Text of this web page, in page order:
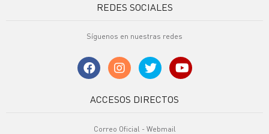
REDES SOCIALES
Síguenos en nuestras redes
ACCESOS DIRECTOS
Correo Oficial - Webmail